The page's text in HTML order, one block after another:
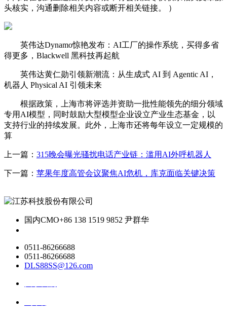
头核实，沟通删除相关内容或断开相关链接。 ）
英伟达Dynamo惊艳发布：AI工厂的操作系统，买得多省
得更多，Blackwell 黑科技再起航
英伟达黄仁勋引领新潮流：从生成式 AI 到 Agentic AI，
机器人 Physical AI 引领未来
根据政策，上海市将评选并资助一批性能领先的细分领域
专用AI模型，同时鼓励大型模型企业设立产业生态基金，以
支持行业的持续发展。此外，上海市还将每年设立一定规模的
算
上一篇： 315晚会曝光骚扰电话产业链：滥用AI外呼机器人
下一篇： 苹果年度高管会议聚焦AI危机，库克面临关键决策
国内CMO+86 138 1519 9852 尹群华
0511-86266688
0511-86266688
DLS88SS@126.com